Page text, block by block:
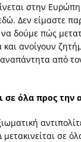
στην Ευρώπη
Δεν είμαστε
δούμε πώς
και ανοίγουν
από
σε όλα προς την
σε